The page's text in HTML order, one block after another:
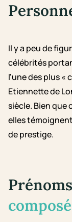
Il y a peu de
célébrités
l'une des plus «
Etiennette de
siècle. Bien que
elles
de prestige.
Prénoms